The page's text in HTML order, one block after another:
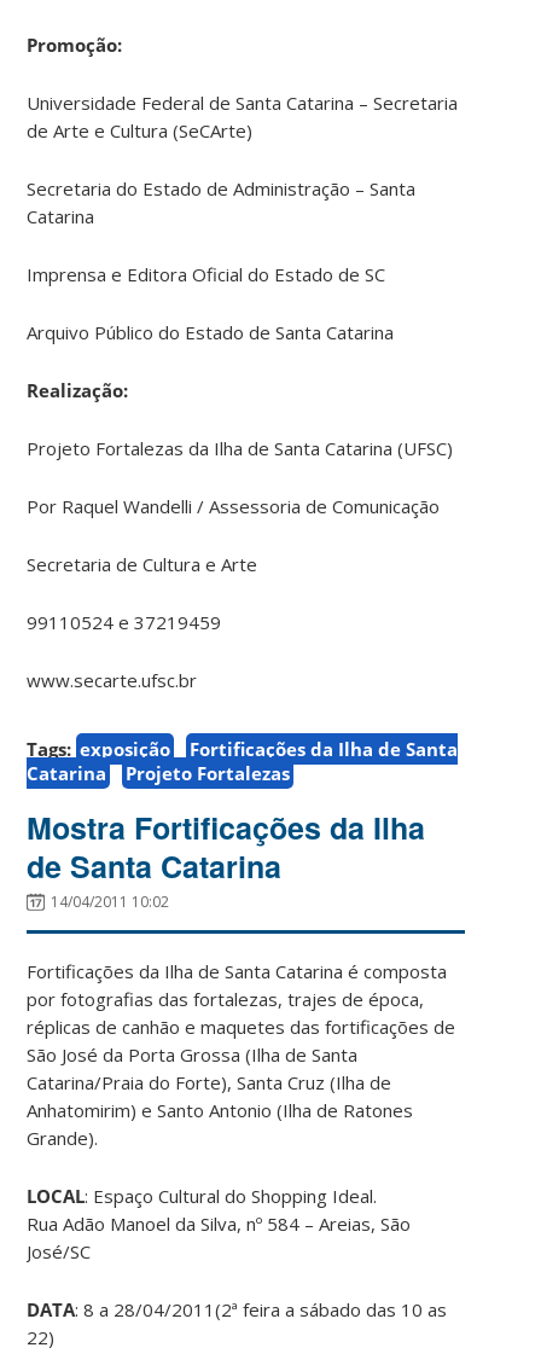
Promoção:
Universidade Federal de Santa Catarina – Secretaria
de Arte e Cultura (SeCArte)
Secretaria do Estado de Administração – Santa
Catarina
Imprensa e Editora Oficial do Estado de SC
Arquivo Público do Estado de Santa Catarina
Realização:
Projeto Fortalezas da Ilha de Santa Catarina (UFSC)
Por Raquel Wandelli / Assessoria de Comunicação
Secretaria de Cultura e Arte
99110524 e 37219459
www.secarte.ufsc.br
Tags: exposição
Fortificações da Ilha de Santa
Catarina
Projeto Fortalezas
Mostra Fortificações da Ilha
de Santa Catarina
14/04/2011 10:02
Fortificações da Ilha de Santa Catarina é composta
por fotografias das fortalezas, trajes de época,
réplicas de canhão e maquetes das fortificações de
São José da Porta Grossa (Ilha de Santa
Catarina/Praia do Forte), Santa Cruz (Ilha de
Anhatomirim) e Santo Antonio (Ilha de Ratones
Grande).
LOCAL: Espaço Cultural do Shopping Ideal.
Rua Adão Manoel da Silva, nº 584 – Areias, São
José/SC
DATA: 8 a 28/04/2011(2ª feira a sábado das 10 as
22)